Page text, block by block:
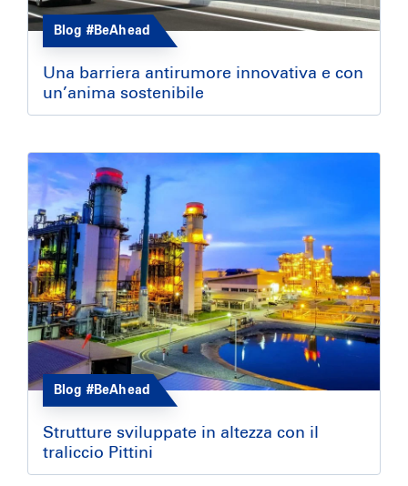
Blog #BeAhead
Una barriera antirumore innovativa e con
un’anima sostenibile
Blog #BeAhead
Strutture sviluppate in altezza con il
traliccio Pittini